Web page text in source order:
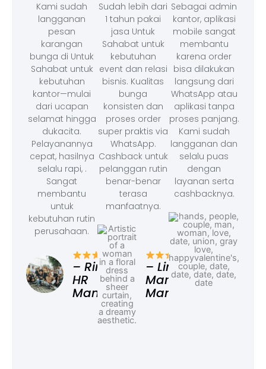
Kami sudah
langganan
pesan
karangan
bunga di Untuk
Sahabat untuk
kebutuhan
kantor—mulai
dari ucapan
selamat hingga
dukacita.
Pelayanannya
cepat, hasilnya
selalu rapi, .
Sangat
membantu
untuk
kebutuhan rutin
perusahaan.
– Rina,
HR
Manager
Sudah lebih dari
1 tahun pakai
jasa Untuk
Sahabat untuk
kebutuhan
event dan relasi
bisnis. Kualitas
bunga
konsisten dan
proses order
super praktis via
WhatsApp.
Cashback untuk
pelanggan rutin
benar-benar
terasa
manfaatnya.
– Linda,
Marketing
Manager
Sebagai admin
kantor, aplikasi
mobile sangat
membantu
karena order
bisa dilakukan
langsung dari
WhatsApp atau
aplikasi tanpa
proses panjang.
Kami sudah
langganan dan
selalu puas
dengan
layanan serta
cashbacknya.